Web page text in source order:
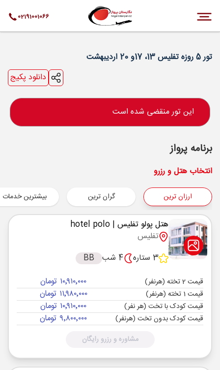
02191001066
تور 5 روزه تفلیس 13، 17و 20 اردیبهشت
دانلود پکیج
این تور منقضی شده است
برنامه پرواز
انتخاب هتل و رزرو
ارزان ترین گران ترین بیشترین خدمات
هتل پولو تفلیس | hotel polo
تفلیس
3 ستاره
4 شب BB
قیمت 2 تخته (هرنفر) ۱۰٬۹۱۰٬۰۰۰ تومان
قیمت 1 تخته (هرنفر) ۱۱٬۹۸۰٬۰۰۰ تومان
قیمت کودک با تخت (هر نفر) ۱۰٬۹۱۰٬۰۰۰ تومان
قیمت کودک بدون تخت (هرنفر) ۹٬۸۰۰٬۰۰۰ تومان
مشاوره و رزرو رایگان